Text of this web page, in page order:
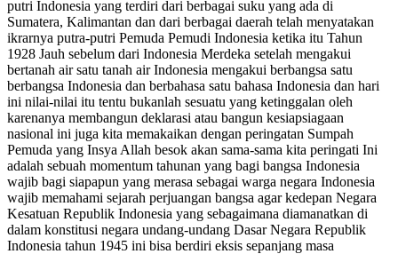
putri Indonesia yang terdiri dari berbagai suku yang ada di
Sumatera, Kalimantan dan dari berbagai daerah telah menyatakan
ikrarnya putra-putri Pemuda Pemudi Indonesia ketika itu Tahun
1928 Jauh sebelum dari Indonesia Merdeka setelah mengakui
bertanah air satu tanah air Indonesia mengakui berbangsa satu
berbangsa Indonesia dan berbahasa satu bahasa Indonesia dan hari
ini nilai-nilai itu tentu bukanlah sesuatu yang ketinggalan oleh
karenanya membangun deklarasi atau bangun kesiapsiagaan
nasional ini juga kita memakaikan dengan peringatan Sumpah
Pemuda yang Insya Allah besok akan sama-sama kita peringati Ini
adalah sebuah momentum tahunan yang bagi bangsa Indonesia
wajib bagi siapapun yang merasa sebagai warga negara Indonesia
wajib memahami sejarah perjuangan bangsa agar kedepan Negara
Kesatuan Republik Indonesia yang sebagaimana diamanatkan di
dalam konstitusi negara undang-undang Dasar Negara Republik
Indonesia tahun 1945 ini bisa berdiri eksis sepanjang masa